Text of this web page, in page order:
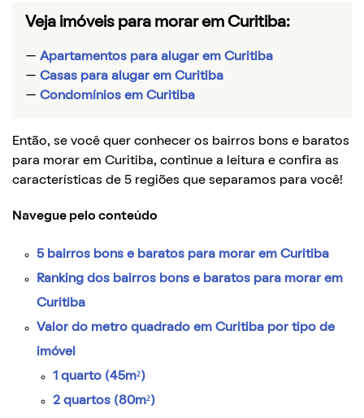
Veja imóveis para morar em Curitiba:
— Apartamentos para alugar em Curitiba
— Casas para alugar em Curitiba
— Condomínios em Curitiba
Então, se você quer conhecer os bairros bons e baratos
para morar em Curitiba, continue a leitura e confira as
características de 5 regiões que separamos para você!
Navegue pelo conteúdo
5 bairros bons e baratos para morar em Curitiba
Ranking dos bairros bons e baratos para morar em
Curitiba
Valor do metro quadrado em Curitiba por tipo de
imóvel
1 quarto (45m²)
2 quartos (80m²)